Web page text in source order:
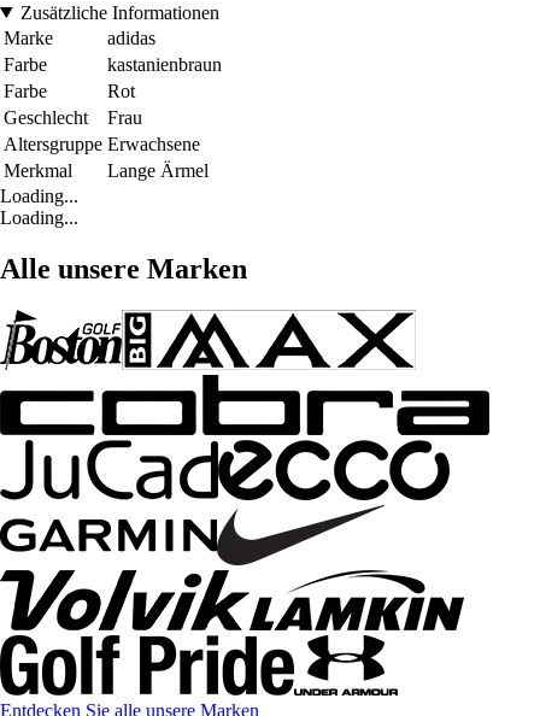
Zusätzliche Informationen
Marke
adidas
Farbe
kastanienbraun
Farbe
Rot
Geschlecht
Frau
Altersgruppe Erwachsene
Merkmal
Lange Ärmel
Loading...
Loading...
Alle unsere Marken
Entdecken Sie alle unsere Marken